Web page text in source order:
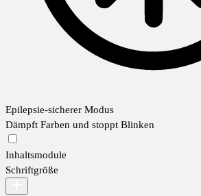
Epilepsie-sicherer Modus
Dämpft Farben und stoppt Blinken
Inhaltsmodule
Schriftgröße